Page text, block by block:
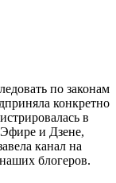
по законам
конкретно
в
Эфире и Дзене,
канал на
блогеров.